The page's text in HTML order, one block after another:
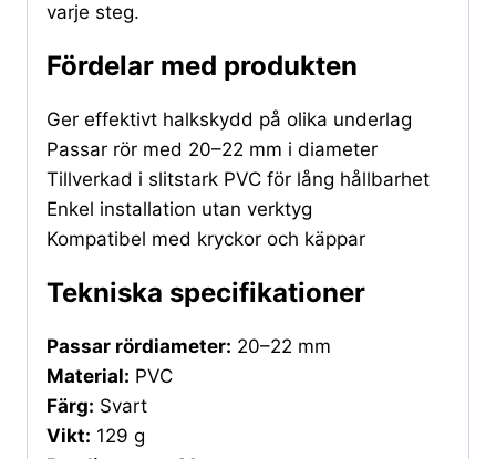
varje steg.
Fördelar med produkten
Ger effektivt halkskydd på olika underlag
Passar rör med 20–22 mm i diameter
Tillverkad i slitstark PVC för lång hållbarhet
Enkel installation utan verktyg
Kompatibel med kryckor och käppar
Tekniska specifikationer
Passar rördiameter: 20–22 mm
Material: PVC
Färg: Svart
Vikt: 129 g